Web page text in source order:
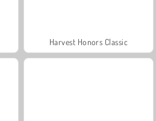
Harvest Honors Classic